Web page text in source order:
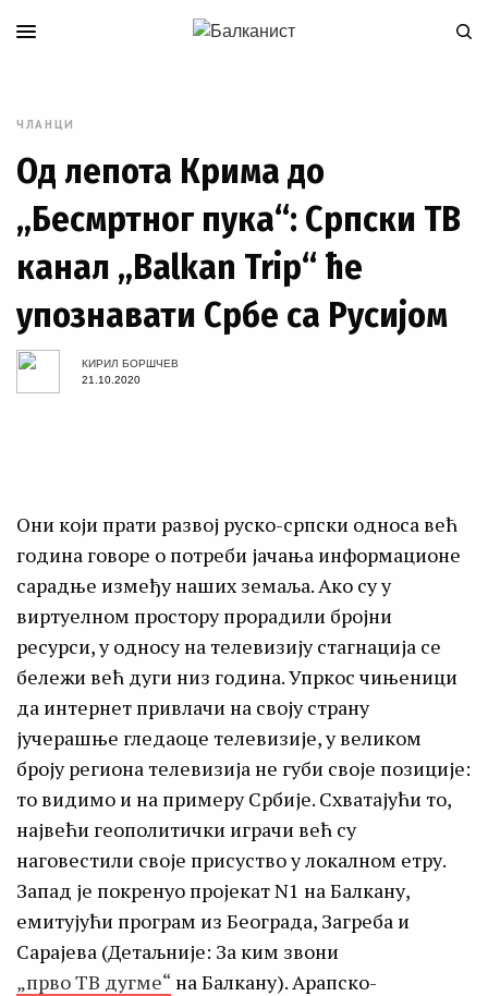
ЧЛАНЦИ
Од лепота Крима до
„Бесмртног пука“: Српски ТВ
канал „Balkan Trip“ ће
упознавати Србе са Русијом
КИРИЛ БОРШЧЕВ
21.10.2020
Они који прати развој руско-српски односа већ
година говоре о потреби јачања информационе
сарадње између наших земаља. Ако су у
виртуелном простору прорадили бројни
ресурси, у односу на телевизију стагнација се
бележи већ дуги низ година. Упркос чињеници
да интернет привлачи на своју страну
јучерашње гледаоце телевизије, у великом
броју региона телевизија не губи своје позиције:
то видимо и на примеру Србије. Схватајући то,
највећи геополитички играчи већ су
наговестили своје присуство у локалном етру.
Запад је покренуо пројекат N1 на Балкану,
емитујући програм из Београда, Загреба и
Сарајева (Детаљније: За ким звони
„прво ТВ дугме“ на Балкану). Арапско-